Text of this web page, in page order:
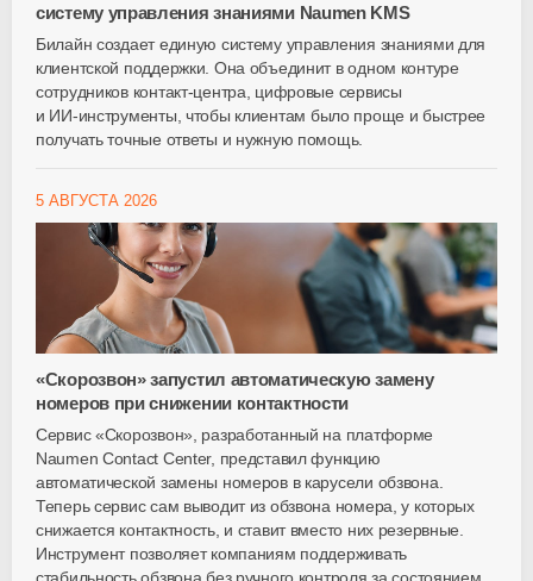
систему управления знаниями Naumen KMS
Билайн создает единую систему управления знаниями для
клиентской поддержки. Она объединит в одном контуре
сотрудников контакт-центра , цифровые сервисы
и ИИ-инструменты , чтобы клиентам было проще и быстрее
получать точные ответы и нужную помощь.
5 АВГУСТА 2026
«Скорозвон» запустил автоматическую замену
номеров при снижении контактности
Сервис «Скорозвон», разработанный на платформе
Naumen Contact Center, представил функцию
автоматической замены номеров в карусели обзвона.
Теперь сервис сам выводит из обзвона номера, у которых
снижается контактность, и ставит вместо них резервные.
Инструмент позволяет компаниям поддерживать